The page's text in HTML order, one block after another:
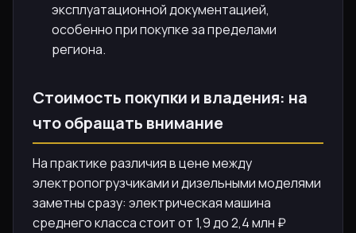
эксплуатационной документацией,
особенно при покупке за пределами
региона.
Стоимость покупки и владения: на
что обращать внимание
На практике различия в цене между
электропогрузчиками и дизельными моделями
заметны сразу: электрическая машина
среднего класса стоит от 1,9 до 2,4 млн ₽